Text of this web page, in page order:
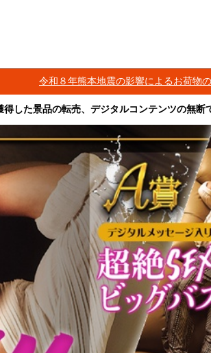
令和８年熊本地震の影響によるお荷物
した景品の転売、デジタルコンテンツの無断
その他営利目的での転売行為は禁止しております。
ツは、出品者が著作権を有しております。無断での
オークション等への出品、その他営利目的での転売は